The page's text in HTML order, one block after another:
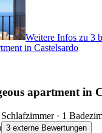
Weitere Infos zu 3
in Castelsardo
apartment in
· 1
3 externe Bewertungen